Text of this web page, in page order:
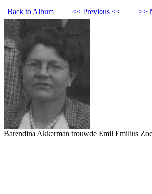
Back to Album << Previous << >>
Barendina Akkerman trouwde Emil Emilius